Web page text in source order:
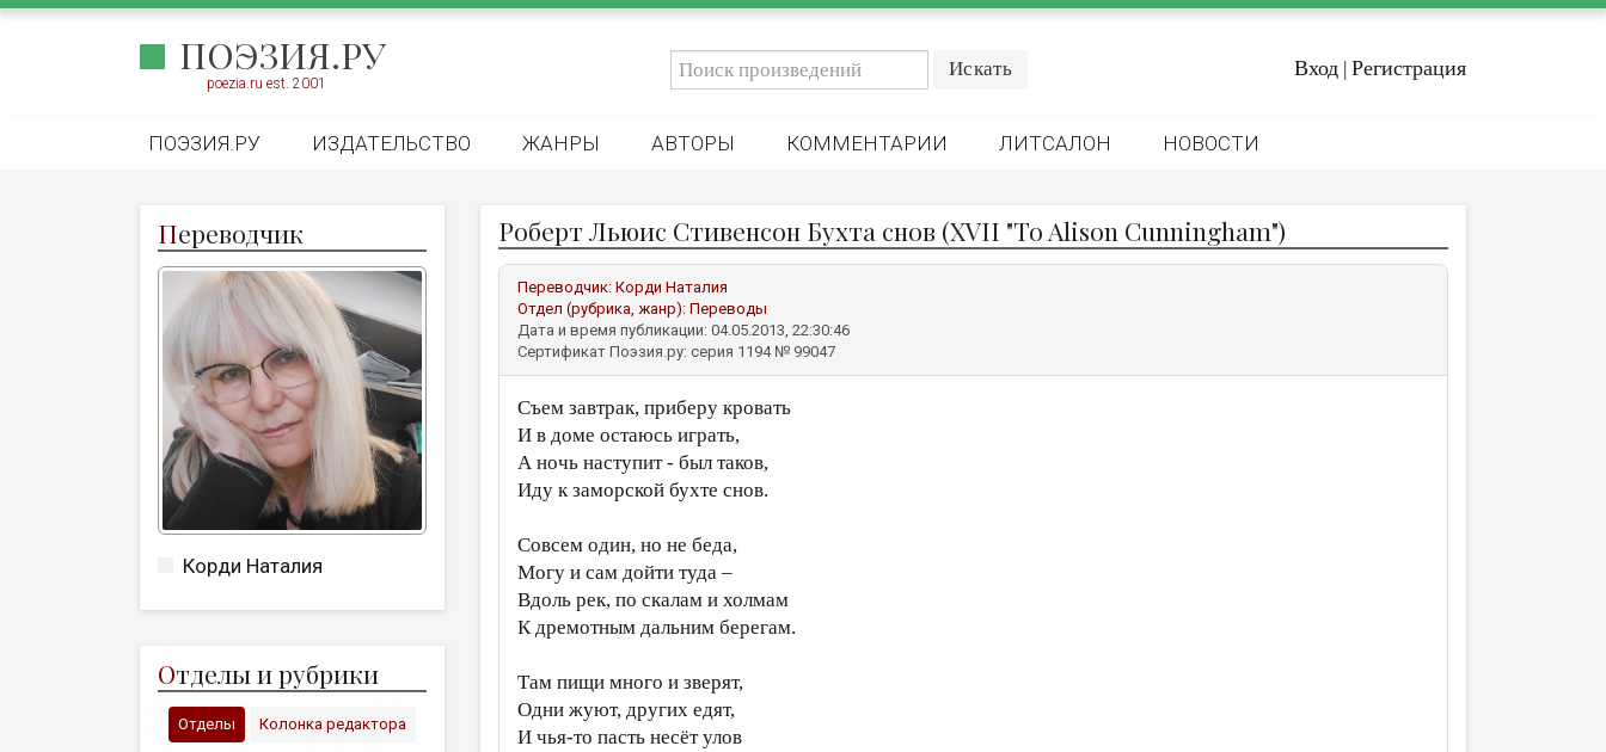
ПОЭЗИЯ.РУ
poezia.ru est. 2001
Вход | Регистрация
ПОЭЗИЯ.РУ ИЗДАТЕЛЬСТВО ЖАНРЫ АВТОРЫ КОММЕНТАРИИ ЛИТСАЛОН НОВОСТИ
Переводчик
Корди Наталия
Отделы и рубрики
Отделы Колонка редактора
Роберт Льюис Стивенсон Бухта снов (XVII "To Alison Cunningham")
Переводчик: Корди Наталия
Отдел (рубрика, жанр): Переводы
Дата и время публикации: 04.05.2013, 22:30:46
Сертификат Поэзия.ру: серия 1194 № 99047
Съем завтрак, приберу кровать
И в доме остаюсь играть,
А ночь наступит - был таков,
Иду к заморской бухте снов.
Совсем один, но не беда,
Могу и сам дойти туда –
Вдоль рек, по скалам и холмам
К дремотным дальним берегам.
Там пищи много и зверят,
Одни жуют, других едят,
И чья-то пасть несёт улов